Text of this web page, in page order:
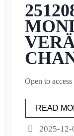
Open to
READ
2025-12-